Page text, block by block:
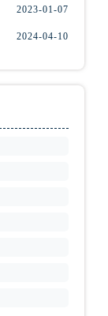
2023-01-07
2024-04-10